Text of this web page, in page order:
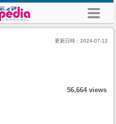
更新日時： 2024-07-12
56,664 views